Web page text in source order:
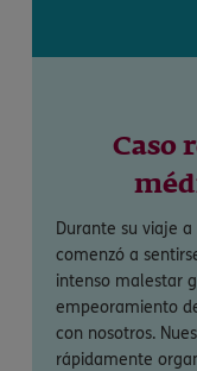
Caso
Durante su viaje
comenzó a
intenso malestar
empeoramiento
con nosotros.
rápidamente